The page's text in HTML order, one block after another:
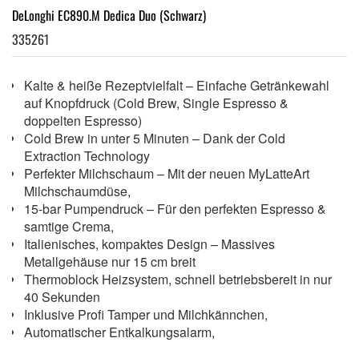
DeLonghi EC890.M Dedica Duo (Schwarz)
335261
Kalte & heiße Rezeptvielfalt – Einfache Getränkewahl
auf Knopfdruck (Cold Brew, Single Espresso &
doppelten Espresso)
Cold Brew in unter 5 Minuten – Dank der Cold
Extraction Technology
Perfekter Milchschaum – Mit der neuen MyLatteArt
Milchschaumdüse,
15-bar Pumpendruck – Für den perfekten Espresso &
samtige Crema,
Italienisches, kompaktes Design – Massives
Metallgehäuse nur 15 cm breit
Thermoblock Heizsystem, schnell betriebsbereit in nur
40 Sekunden
Inklusive Profi Tamper und Milchkännchen,
Automatischer Entkalkungsalarm,